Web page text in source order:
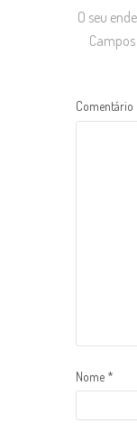
O seu
Comentário
Nome *